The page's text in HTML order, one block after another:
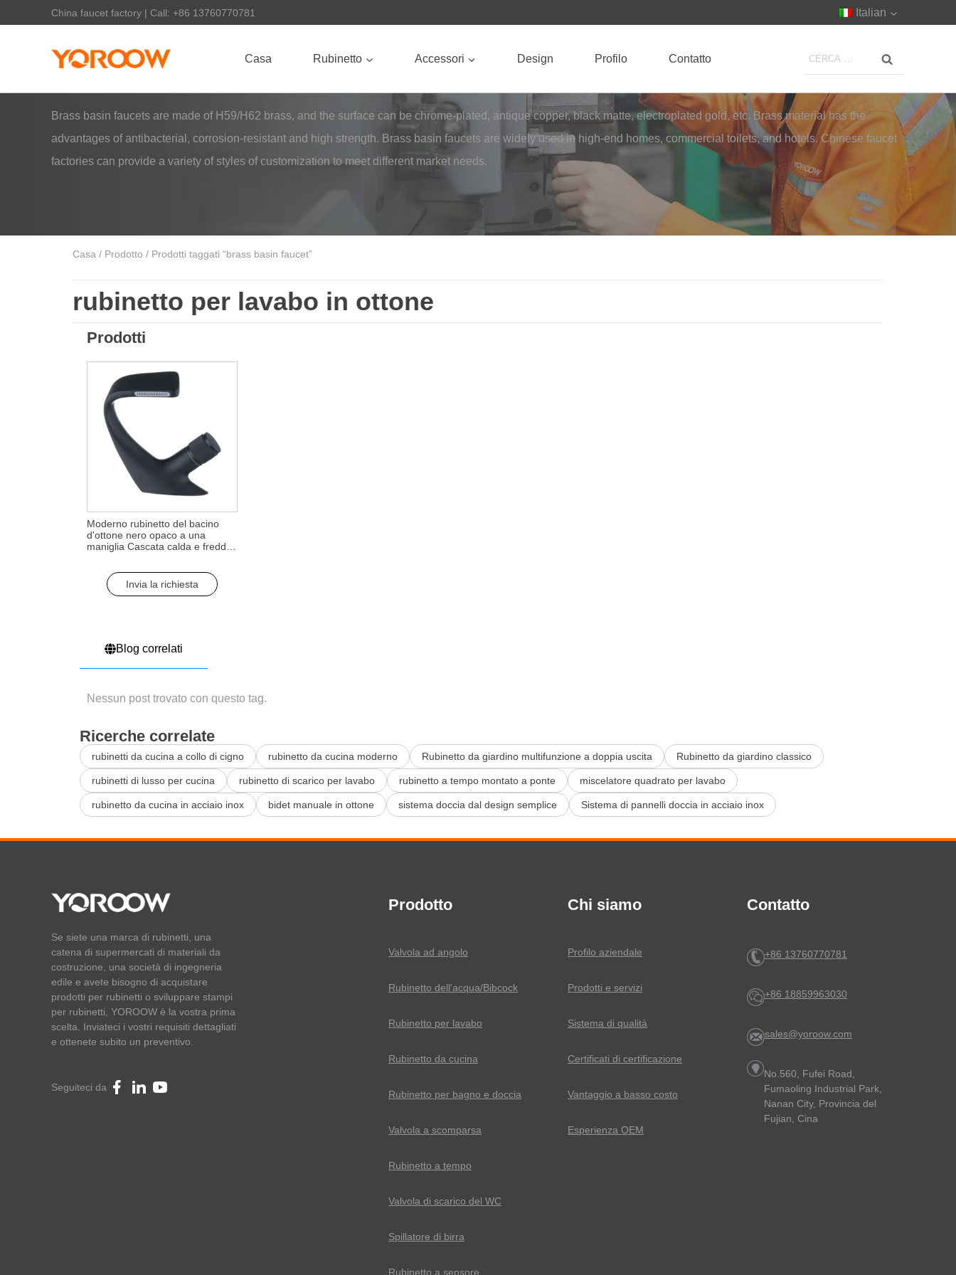
China faucet factory | Call: +86 13760770781 Italian
Casa Rubinetto Accessori Design Profilo Contatto
Brass basin faucets are made of H59/H62 brass, and the surface can be chrome-plated, antique copper, black matte, electroplated gold, etc. Brass material has the
advantages of antibacterial, corrosion-resistant and high strength. Brass basin faucets are widely used in high-end homes, commercial toilets, and hotels. Chinese faucet
factories can provide a variety of styles of customization to meet different market needs.
Casa / Prodotto / Prodotti taggati “brass basin faucet”
rubinetto per lavabo in ottone
Prodotti
Moderno rubinetto del bacino
d'ottone nero opaco a una
maniglia Cascata calda e fredda
Invia la richiesta
Blog correlati
Nessun post trovato con questo tag.
Ricerche correlate
rubinetti da cucina a collo di cigno rubinetto da cucina moderno Rubinetto da giardino multifunzione a doppia uscita Rubinetto da giardino classico
rubinetti di lusso per cucina rubinetto di scarico per lavabo rubinetto a tempo montato a ponte miscelatore quadrato per lavabo
rubinetto da cucina in acciaio inox bidet manuale in ottone sistema doccia dal design semplice Sistema di pannelli doccia in acciaio inox
Se siete una marca di rubinetti, una
catena di supermercati di materiali da
costruzione, una società di ingegneria
edile e avete bisogno di acquistare
prodotti per rubinetti o sviluppare stampi
per rubinetti, YOROOW è la vostra prima
scelta. Inviateci i vostri requisiti dettagliati
e ottenete subito un preventivo.
Seguiteci da
Prodotto
Valvola ad angolo
Rubinetto dell'acqua/Bibcock
Rubinetto per lavabo
Rubinetto da cucina
Rubinetto per bagno e doccia
Valvola a scomparsa
Rubinetto a tempo
Valvola di scarico del WC
Spillatore di birra
Rubinetto a sensore
Chi siamo
Profilo aziendale
Prodotti e servizi
Sistema di qualità
Certificati di certificazione
Vantaggio a basso costo
Esperienza OEM
Contatto
+86 13760770781
+86 18859963030
sales@yoroow.com
No.560, Fufei Road,
Fumaoling Industrial Park,
Nanan City, Provincia del
Fujian, Cina